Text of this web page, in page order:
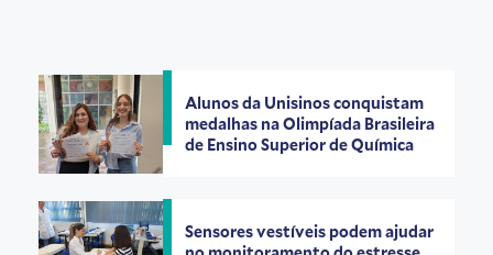
Alunos da Unisinos conquistam
medalhas na Olimpíada Brasileira
de Ensino Superior de Química
Sensores vestíveis podem ajudar